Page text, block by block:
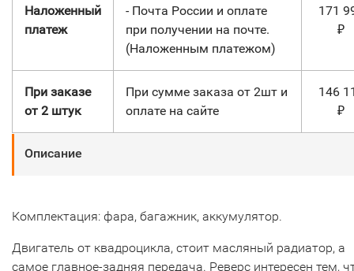
Наложенный
платеж
- Почта России и оплате
при получении на почте.
(Наложенным платежом)
171
₽
При заказе
от 2 штук
При сумме заказа от 2шт и
оплате на сайте
146
₽
Описание
Комплектация: фара, багажник, аккумулятор.
Двигатель от квадроцикла, стоит масляный радиатор, а
самое главное-задняя передача. Реверс интересен тем,